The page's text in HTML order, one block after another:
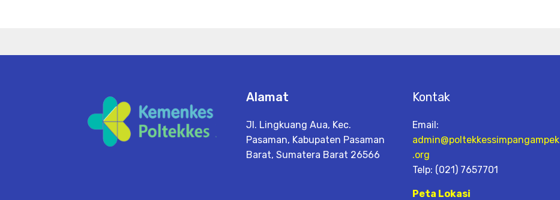
Alamat
Jl. Lingkuang Aua, Kec.
Pasaman, Kabupaten Pasaman
Barat, Sumatera Barat 26566
Kontak
Email:
admin@poltekkessimpangampek
.org
Telp: (021) 7657701
Peta Lokasi